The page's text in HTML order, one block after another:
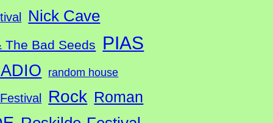
Nick Cave
The Bad Seeds PIAS
random house
Rock Roman